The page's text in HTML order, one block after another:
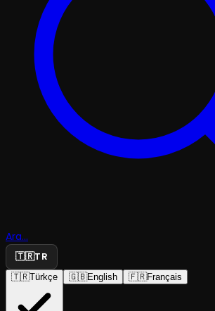
Ara...
🇹🇷TR
🇹🇷Türkçe 🇬🇧English 🇫🇷Français